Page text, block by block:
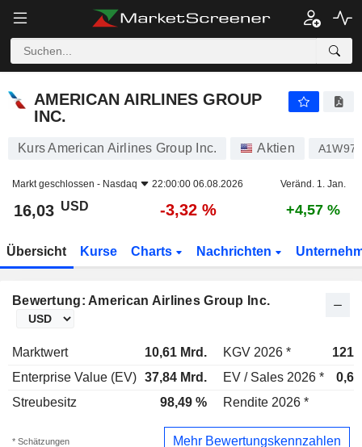
AMERICAN AIRLINES GROUP
INC.
Kurs American Airlines Group Inc. Aktien
Markt geschlossen - Nasdaq 22:00:00 06.08.2026 Veränd. 1. Jan.
16,03 USD -3,32 % +4,57 %
Übersicht Kurse Charts Nachrichten
Bewertung: American Airlines Group Inc.
Marktwert 10,61 Mrd. KGV 2026 *
121x
Enterprise Value (EV) 37,84 Mrd. EV / Sales 2026 *
0,6x
Streubesitz
98,49 % Rendite 2026 *
* Schätzungen Mehr Bewertungskennzahlen